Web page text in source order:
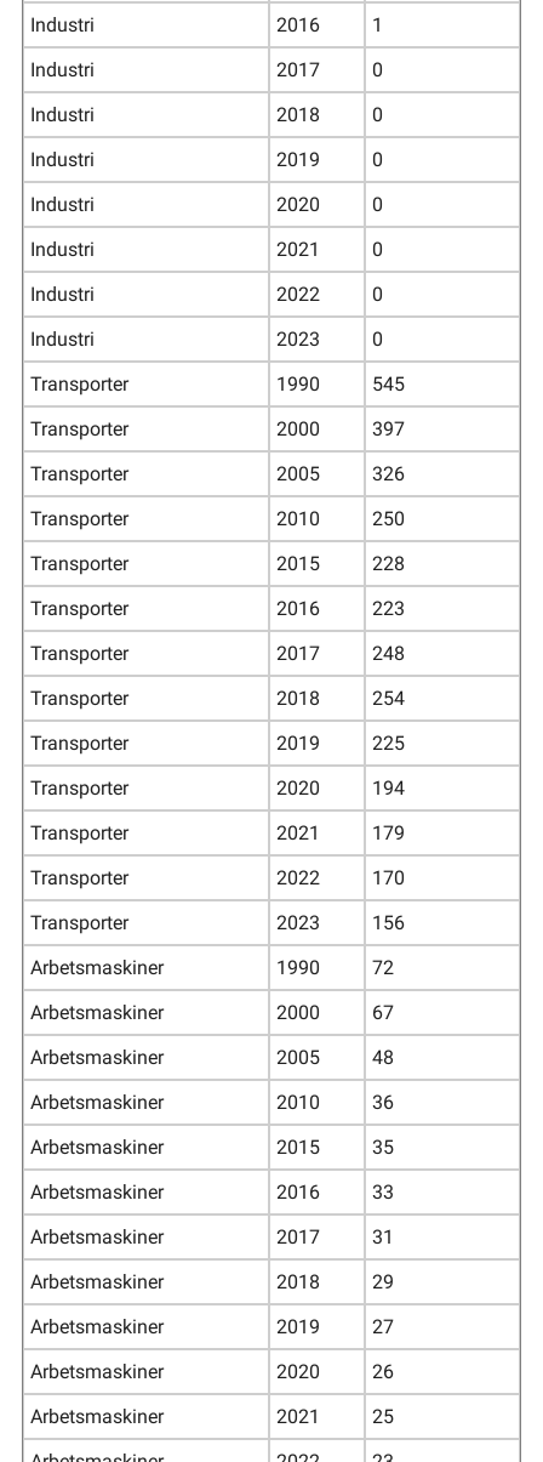
Industri
2016
1
Industri
2017
0
Industri
2018
0
Industri
2019
0
Industri
2020
0
Industri
2021
0
Industri
2022
0
Industri
2023
0
Transporter
1990
545
Transporter
2000
397
Transporter
2005
326
Transporter
2010
250
Transporter
2015
228
Transporter
2016
223
Transporter
2017
248
Transporter
2018
254
Transporter
2019
225
Transporter
2020
194
Transporter
2021
179
Transporter
2022
170
Transporter
2023
156
Arbetsmaskiner
1990
72
Arbetsmaskiner
2000
67
Arbetsmaskiner
2005
48
Arbetsmaskiner
2010
36
Arbetsmaskiner
2015
35
Arbetsmaskiner
2016
33
Arbetsmaskiner
2017
31
Arbetsmaskiner
2018
29
Arbetsmaskiner
2019
27
Arbetsmaskiner
2020
26
Arbetsmaskiner
2021
25